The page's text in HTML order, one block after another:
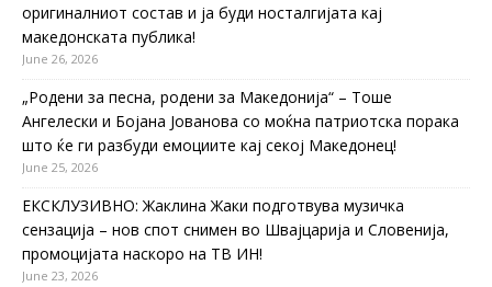
оригиналниот состав и ја буди носталгијата кај
македонската публика!
June 26, 2026
„Родени за песна, родени за Македонија“ – Тоше
Ангелески и Бојана Јованова со моќна патриотска порака
што ќе ги разбуди емоциите кај секој Македонец!
June 25, 2026
ЕКСКЛУЗИВНО: Жаклина Жаки подготвува музичка
сензација – нов спот снимен во Швајцарија и Словенија,
промоцијата наскоро на ТВ ИН!
June 23, 2026